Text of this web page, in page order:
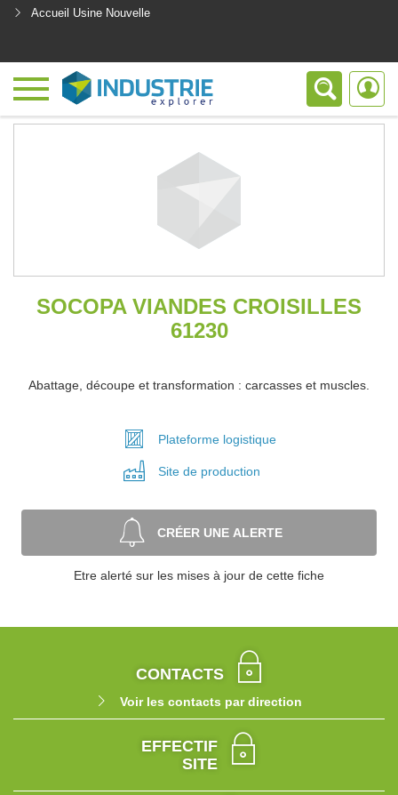
Accueil Usine Nouvelle
SOCOPA VIANDES CROISILLES
61230
Abattage, découpe et transformation : carcasses et muscles.
Plateforme logistique
Site de production
CRÉER UNE ALERTE
Etre alerté sur les mises à jour de cette fiche
CONTACTS
Voir les contacts par direction
EFFECTIF
SITE